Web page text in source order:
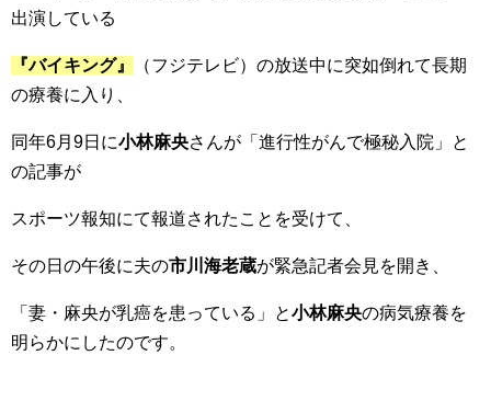
出演している
『バイキング』
（フジテレビ）の放送中に突如倒れて長期
の療養に入り、
同年6月9日に小林麻央さんが「進行性がんで極秘入院」と
の記事が
スポーツ報知にて報道されたことを受けて、
その日の午後に夫の市川海老蔵が緊急記者会見を開き、
「妻・麻央が乳癌を患っている」と小林麻央の病気療養を
明らかにしたのです。